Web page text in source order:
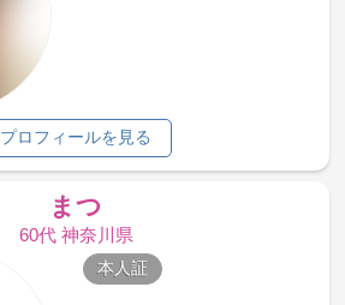
プロフィールを見る
まつ
60代 神奈川県
本人証